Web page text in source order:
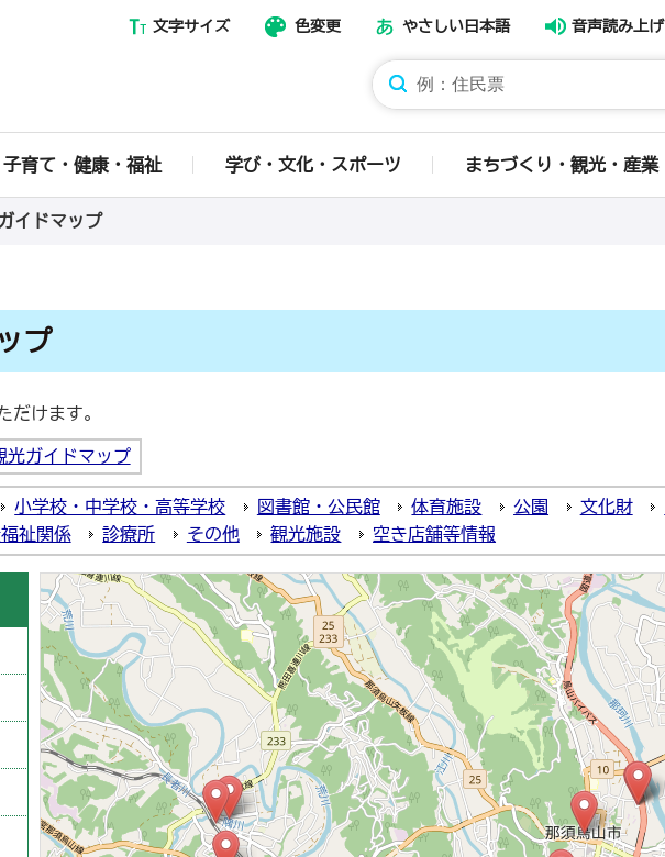
那須烏山市ホームページ
文字サイズ 色変更 やさしい日本語 音声読み上げ
子育て・健康・福祉 学び・文化・スポーツ まちづくり・観光・産業
イドマップ
プ
だけます。
光ガイドマップ
小学校・中学校・高等学校 図書館・公民館 体育施設 公園 文化財
祉関係 診療所 その他 観光施設 空き店舗等情報